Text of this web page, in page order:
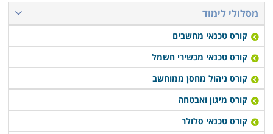
מבוקש ולסלול לעצמם קריירה רווחית ובתנאי העסקה טובים
יותר. חלק מהמכללות מעניקות שירותי השמה לבוגרים, ובכך
מקלות עליהם בצעדיהם הראשונים בשוק העבודה.
לימודי קורס טכנאי מיזוג אוויר מתקיימים במוסדות לימוד
רבים ברחבי הארץ: חיפה, תל אביב, רמת גן, פתח תקווה,
כפר סבא ועוד במספר מקומות רבים ברחבים הארץ.
במרבית המקומות מדובר בלימודי ערב או בוקר במסלול
מסלולי לימוד
קורס טכנאי מחשבים
קורס טכנאי מכשירי חשמל
קורס ניהול מחסן ממוחשב
קורס מיגון ואבטחה
קורס טכנאי סלולר